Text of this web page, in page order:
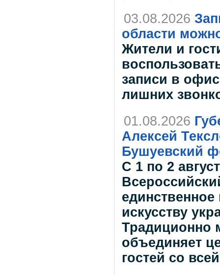
03.08.2026
области
Жители и
записи в
лишних
01.08.2026
Алексей
Бушуевский
С 1 по 2
искусству
Традиционно
объединяет
гостей со